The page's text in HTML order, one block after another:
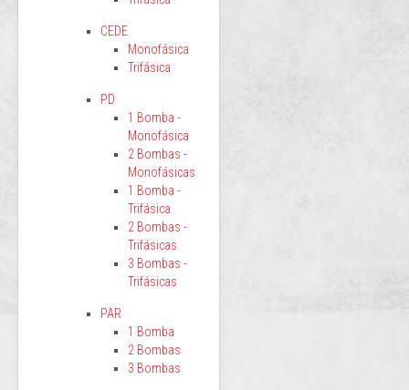
CEDE
Monofásica
Trifásica
PD
1 Bomba -
Monofásica
2 Bombas -
Monofásicas
1 Bomba -
Trifásica
2 Bombas -
Trifásicas
3 Bombas -
Trifásicas
PAR
1 Bomba
2 Bombas
3 Bombas